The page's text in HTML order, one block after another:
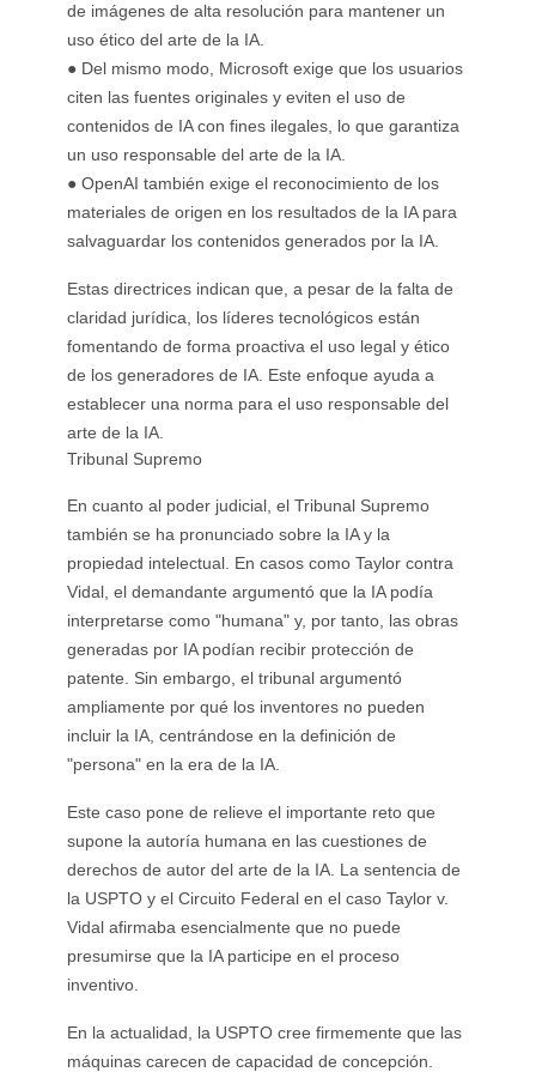
de imágenes de alta resolución para mantener un
uso ético del arte de la IA.
● Del mismo modo, Microsoft exige que los usuarios
citen las fuentes originales y eviten el uso de
contenidos de IA con fines ilegales, lo que garantiza
un uso responsable del arte de la IA.
● OpenAI también exige el reconocimiento de los
materiales de origen en los resultados de la IA para
salvaguardar los contenidos generados por la IA.
Estas directrices indican que, a pesar de la falta de
claridad jurídica, los líderes tecnológicos están
fomentando de forma proactiva el uso legal y ético
de los generadores de IA. Este enfoque ayuda a
establecer una norma para el uso responsable del
arte de la IA.
Tribunal Supremo
En cuanto al poder judicial, el Tribunal Supremo
también se ha pronunciado sobre la IA y la
propiedad intelectual. En casos como Taylor contra
Vidal, el demandante argumentó que la IA podía
interpretarse como "humana" y, por tanto, las obras
generadas por IA podían recibir protección de
patente. Sin embargo, el tribunal argumentó
ampliamente por qué los inventores no pueden
incluir la IA, centrándose en la definición de
"persona" en la era de la IA.
Este caso pone de relieve el importante reto que
supone la autoría humana en las cuestiones de
derechos de autor del arte de la IA. La sentencia de
la USPTO y el Circuito Federal en el caso Taylor v.
Vidal afirmaba esencialmente que no puede
presumirse que la IA participe en el proceso
inventivo.
En la actualidad, la USPTO cree firmemente que las
máquinas carecen de capacidad de concepción.